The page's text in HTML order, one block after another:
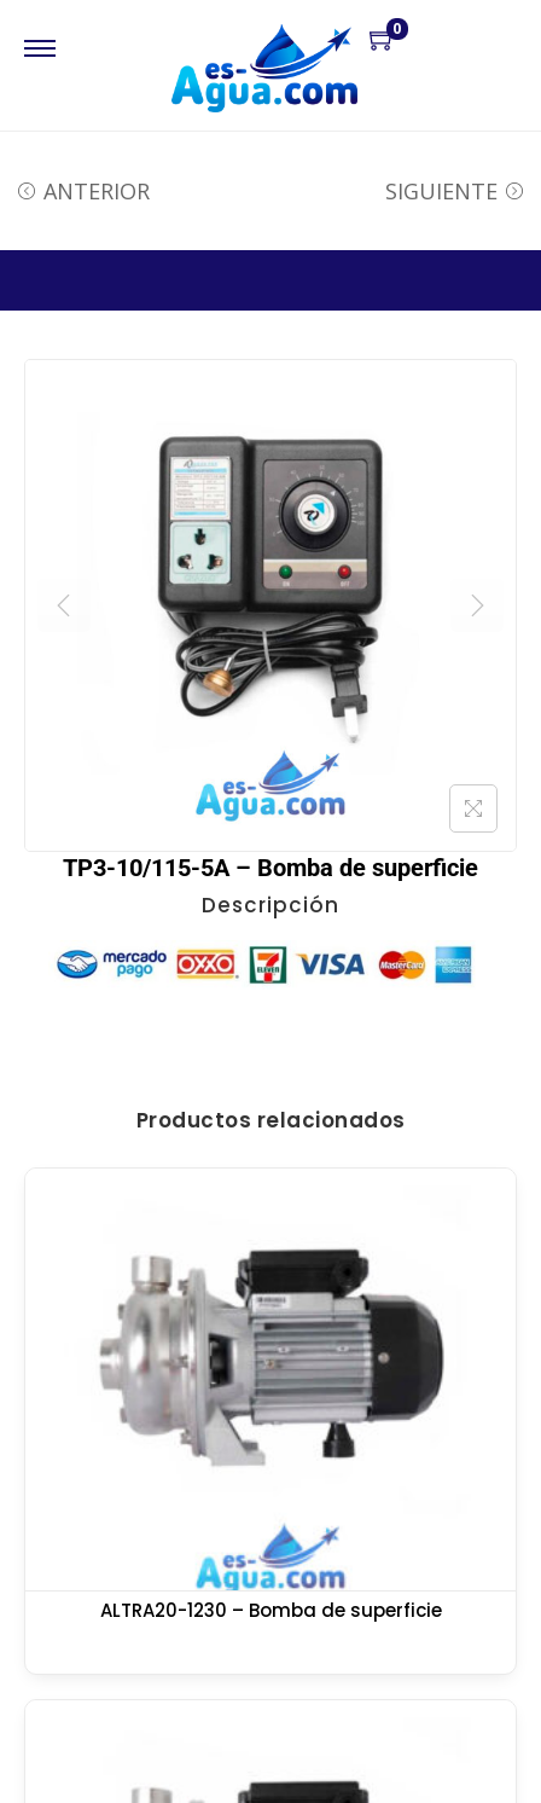
0
ANTERIOR SIGUIENTE
TP3-10/115-5A – Bomba de superficie
Descripción
Productos relacionados
ALTRA20-1230 – Bomba de superficie